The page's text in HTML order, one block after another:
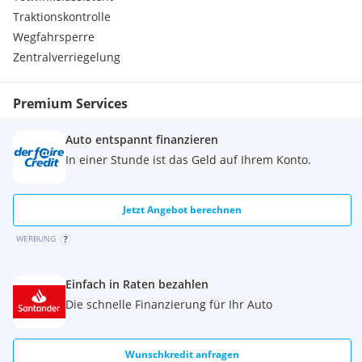
TeleServices
Travel Paket
Travel und Comfort System
Travel-Paket
Versandschutzpaket
Wärme-Komfort-Paket vorn
Sitzbezug:
Leder Merino erweitert schwarz
Editionen und Pakete:
M Aerodynamikpaket
Adaptives M Fahrwerk
Umwelt, Sicherheit:
ABS
Abgasnorm EU6 RDE II
Traktionskontrolle
Wegfahrsperre
Zentralverriegelung
Premium Services
Auto entspannt finanzieren
In einer Stunde ist das Geld auf Ihrem Konto.
Jetzt Angebot berechnen
WERBUNG
Einfach in Raten bezahlen
Die schnelle Finanzierung für Ihr Auto
Wunschkredit anfragen